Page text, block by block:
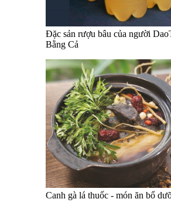
Đặc sản rượu bâu của người
Bằng Cả
Canh gà lá thuốc - món ăn bổ